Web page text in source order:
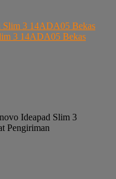
3 14ADA05 Bekas
Ideapad Slim 3
Pengiriman